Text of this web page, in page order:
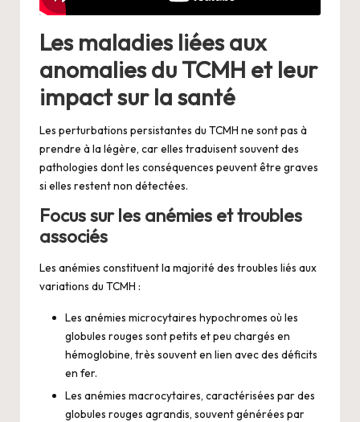
Les maladies liées aux
anomalies du TCMH et leur
impact sur la santé
Les perturbations persistantes du TCMH ne sont pas à
prendre à la légère, car elles traduisent souvent des
pathologies dont les conséquences peuvent être graves
si elles restent non détectées.
Focus sur les anémies et troubles
associés
Les anémies constituent la majorité des troubles liés aux
variations du TCMH :
Les anémies microcytaires hypochromes où les
globules rouges sont petits et peu chargés en
hémoglobine, très souvent en lien avec des déficits
en fer.
Les anémies macrocytaires, caractérisées par des
globules rouges agrandis, souvent générées par